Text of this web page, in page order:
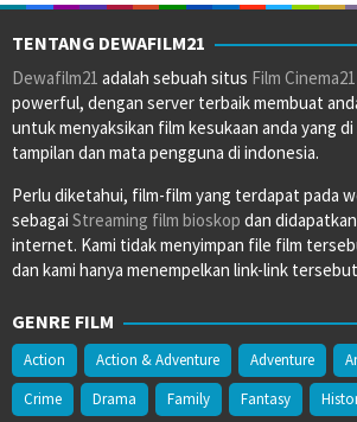
TENTANG DEWAFILM21
Dewafilm21 adalah sebuah situs Film Cinema21
powerful, dengan server terbaik membuat
untuk menyaksikan film kesukaan anda yang
tampilan dan mata pengguna di indonesia.
Perlu diketahui, film-film yang terdapat pada
sebagai Streaming film bioskop dan
internet. Kami tidak menyimpan file film
dan kami hanya menempelkan link-link
GENRE FILM
Action Action & Adventure Adventure
Crime
Drama Family Fantasy